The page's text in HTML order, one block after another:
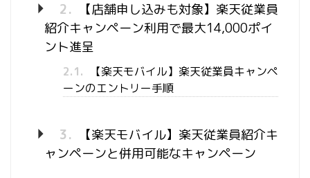
2.
【店舗申し込みも対象】楽天従業員
紹介キャンペーン利用で最大14,000ポイ
ント進呈
2.1.
【楽天モバイル】楽天従業員キャンペ
ーンのエントリー手順
3.
【楽天モバイル】楽天従業員紹介キ
ャンペーンと併用可能なキャンペーン